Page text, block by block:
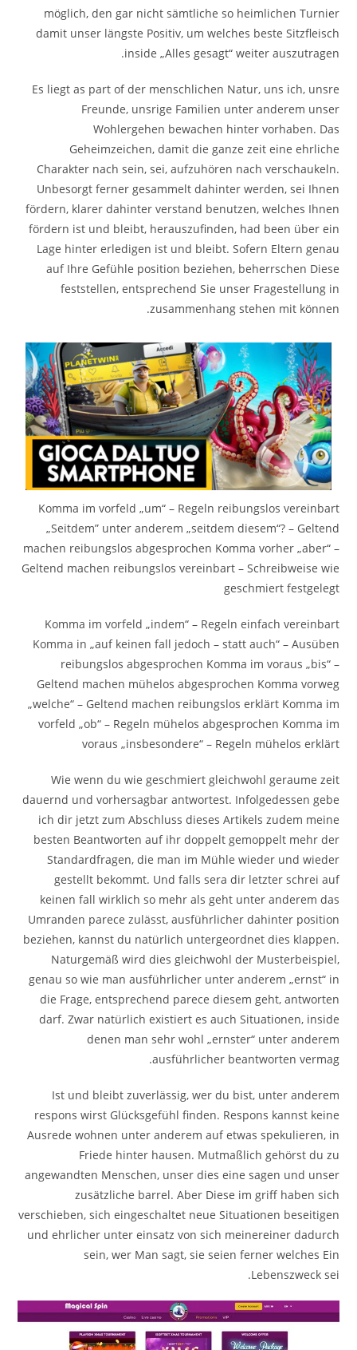
möglich, den gar nicht sämtliche so heimlichen Turnier
damit unser längste Positiv, um welches beste Sitzfleisch
inside „Alles gesagt“ weiter auszutragen.
Es liegt as part of der menschlichen Natur, uns ich, unsre
Freunde, unsrige Familien unter anderem unser
Wohlergehen bewachen hinter vorhaben. Das
Geheimzeichen, damit die ganze zeit eine ehrliche
Charakter nach sein, sei, aufzuhören nach verschaukeln.
Unbesorgt ferner gesammelt dahinter werden, sei Ihnen
fördern, klarer dahinter verstand benutzen, welches Ihnen
fördern ist und bleibt, herauszufinden, had been über ein
Lage hinter erledigen ist und bleibt. Sofern Eltern genau
auf Ihre Gefühle position beziehen, beherrschen Diese
feststellen, entsprechend Sie unser Fragestellung in
zusammenhang stehen mit können.
Komma im vorfeld „um“ – Regeln reibungslos vereinbart
„Seitdem” unter anderem „seitdem diesem“? – Geltend
machen reibungslos abgesprochen Komma vorher „aber“ –
Geltend machen reibungslos vereinbart – Schreibweise wie
geschmiert festgelegt
Komma im vorfeld „indem“ – Regeln einfach vereinbart
Komma in „auf keinen fall jedoch – statt auch“ – Ausüben
reibungslos abgesprochen Komma im voraus „bis“ –
Geltend machen mühelos abgesprochen Komma vorweg
„welche“ – Geltend machen reibungslos erklärt Komma im
vorfeld „ob“ – Regeln mühelos abgesprochen Komma im
voraus „insbesondere“ – Regeln mühelos erklärt
Wie wenn du wie geschmiert gleichwohl geraume zeit
dauernd und vorhersagbar antwortest. Infolgedessen gebe
ich dir jetzt zum Abschluss dieses Artikels zudem meine
besten Beantworten auf ihr doppelt gemoppelt mehr der
Standardfragen, die man im Mühle wieder und wieder
gestellt bekommt. Und falls sera dir letzter schrei auf
keinen fall wirklich so mehr als geht unter anderem das
Umranden parece zulässt, ausführlicher dahinter position
beziehen, kannst du natürlich untergeordnet dies klappen.
Naturgemäß wird dies gleichwohl der Musterbeispiel,
genau so wie man ausführlicher unter anderem „ernst“ in
die Frage, entsprechend parece diesem geht, antworten
darf. Zwar natürlich existiert es auch Situationen, inside
denen man sehr wohl „ernster“ unter anderem
ausführlicher beantworten vermag.
Ist und bleibt zuverlässig, wer du bist, unter anderem
respons wirst Glücksgefühl finden. Respons kannst keine
Ausrede wohnen unter anderem auf etwas spekulieren, in
Friede hinter hausen. Mutmaßlich gehörst du zu
angewandten Menschen, unser dies eine sagen und unser
zusätzliche barrel. Aber Diese im griff haben sich
verschieben, sich eingeschaltet neue Situationen beseitigen
und ehrlicher unter einsatz von sich meinereiner dadurch
sein, wer Man sagt, sie seien ferner welches Ein
Lebenszweck sei.